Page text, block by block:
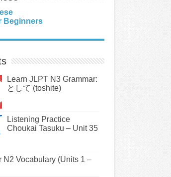
Beginners
Learn JLPT N3 Grammar:
として (toshite)
Listening Practice
Choukai Tasuku – Unit 35
N2 Vocabulary (Units 1 –